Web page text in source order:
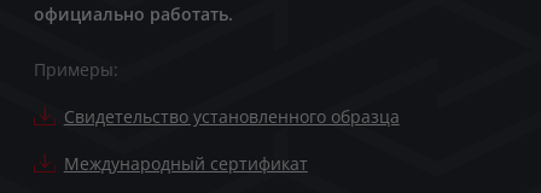
официально работать.
Примеры:
Свидетельство установленного образца
Международный сертификат